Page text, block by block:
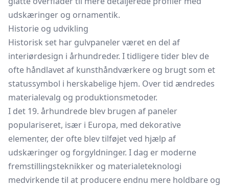
udskæringer og ornamentik.
Historie og udvikling
Historisk set har gulvpaneler været en del af
interiørdesign i århundreder. I tidligere tider blev de
ofte håndlavet af kunsthåndværkere og brugt som et
statussymbol i herskabelige hjem. Over tid ændredes
materialevalg og produktionsmetoder.
I det 19. århundrede blev brugen af paneler
populariseret, især i Europa, med dekorative
elementer, der ofte blev tilføjet ved hjælp af
udskæringer og forgyldninger. I dag er moderne
fremstillingsteknikker og materialeteknologi
medvirkende til at producere endnu mere holdbare og